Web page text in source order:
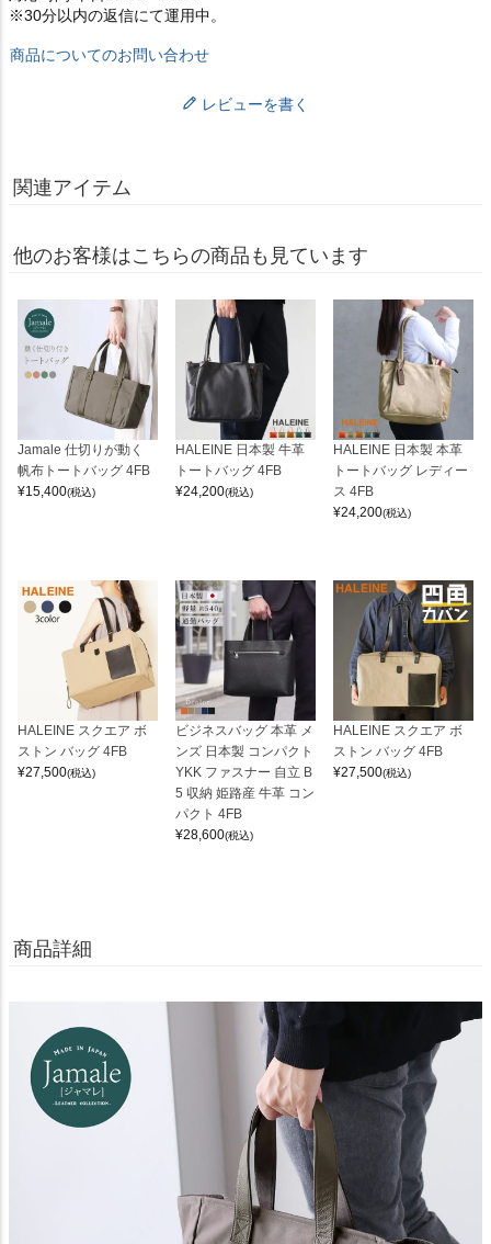
※30分以内の返信にて運用中。
商品についてのお問い合わせ
レビューを書く
関連アイテム
他のお客様はこちらの商品も見ています
Jamale 仕切りが動く
帆布トートバッグ 4FB
¥15,400(税込)
HALEINE 日本製 牛革
トートバッグ 4FB
¥24,200(税込)
HALEINE 日本製 本革
トートバッグ レディー
ス 4FB
¥24,200(税込)
HALEINE スクエア ボ
ストン バッグ 4FB
¥27,500(税込)
ビジネスバッグ 本革 メ
ンズ 日本製 コンパクト
YKK ファスナー 自立 B
5 収納 姫路産 牛革 コン
パクト 4FB
¥28,600(税込)
HALEINE スクエア ボ
ストン バッグ 4FB
¥27,500(税込)
商品詳細